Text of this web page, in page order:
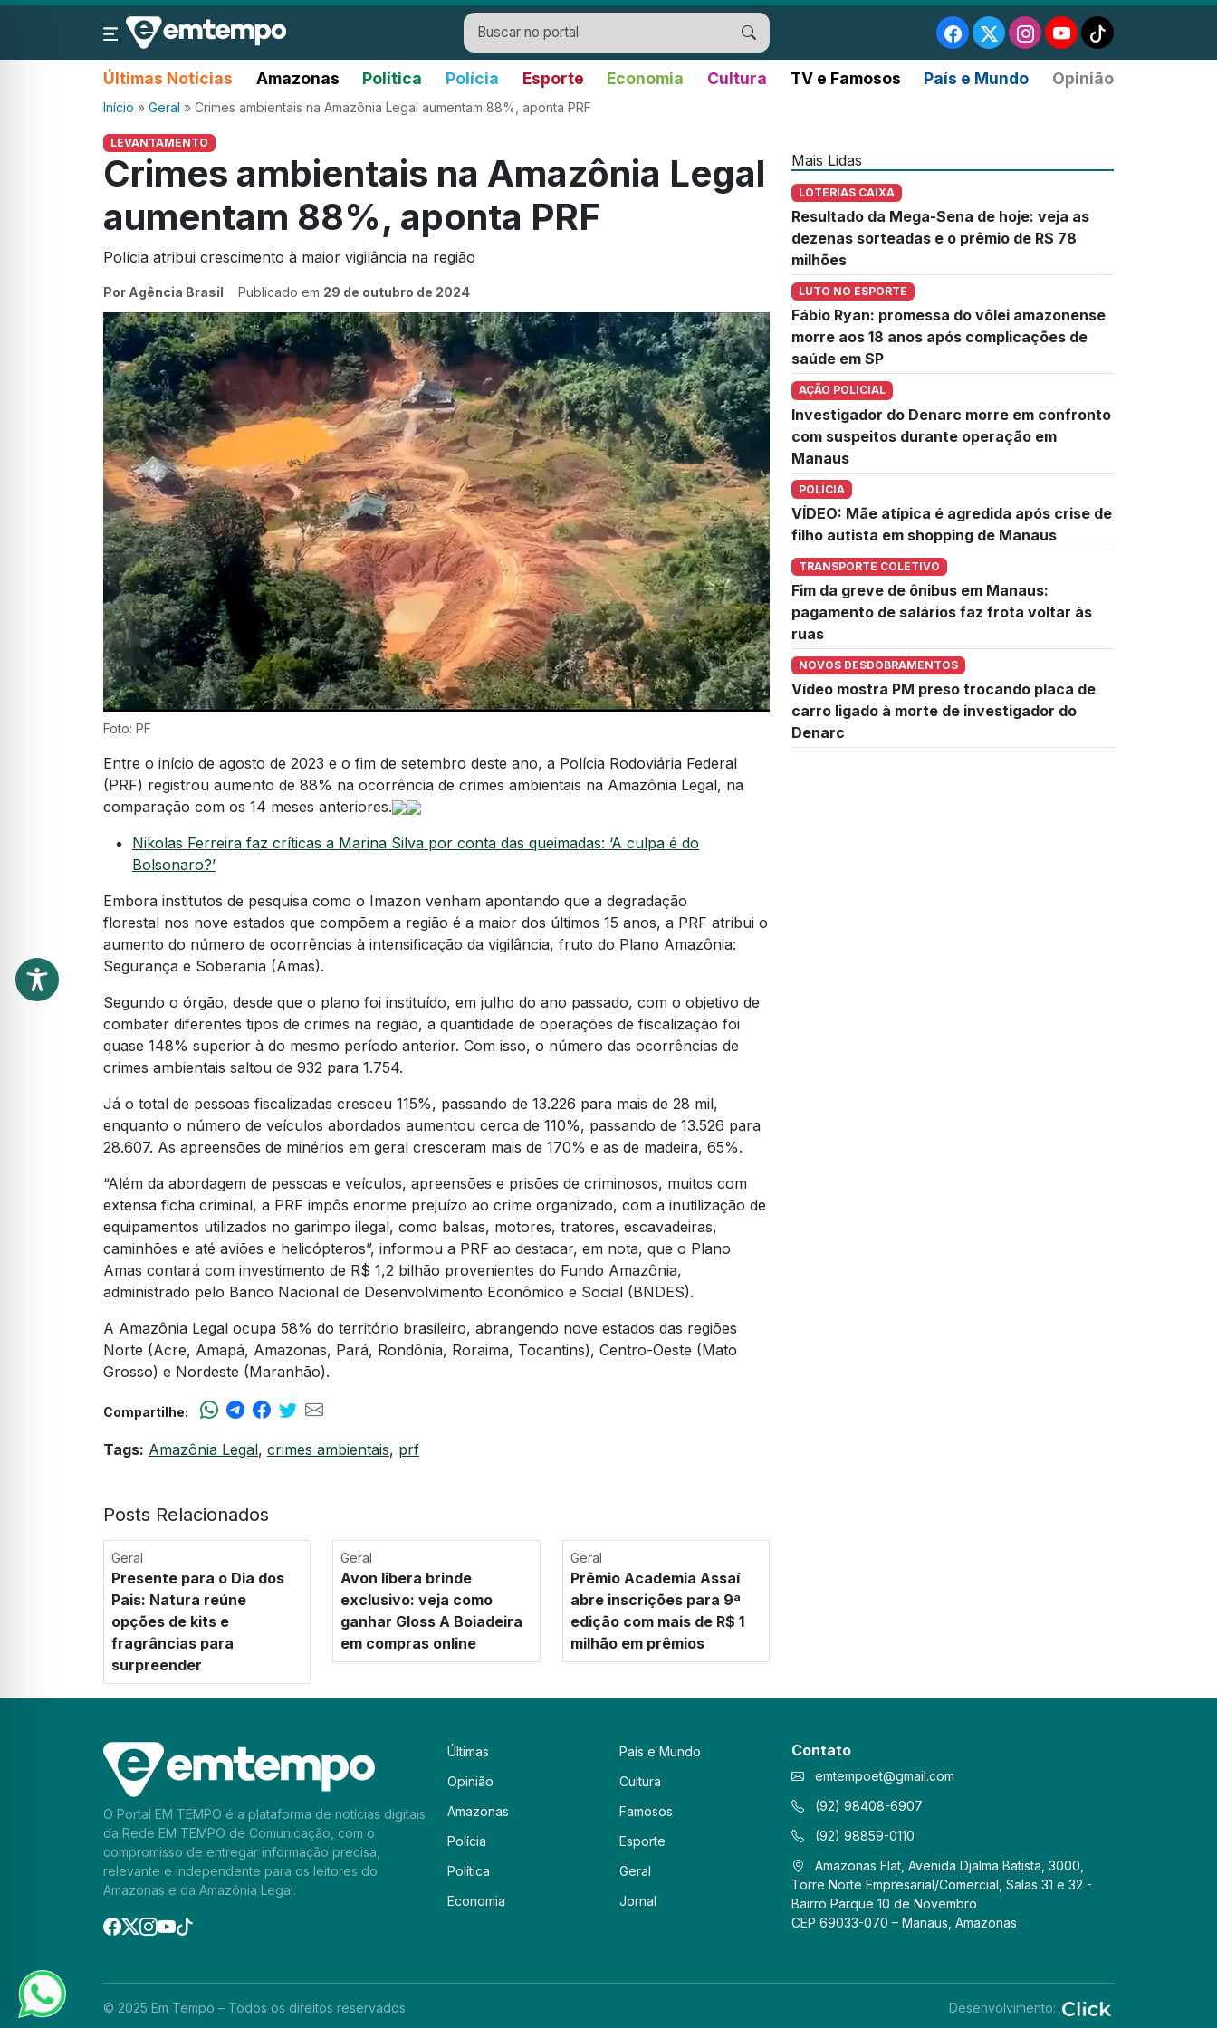
Últimas Notícias Amazonas Política Polícia Esporte Economia Cultura TV e Famosos País e Mundo Opinião
Início » Geral » Crimes ambientais na Amazônia Legal aumentam 88%, aponta PRF
LEVANTAMENTO
Crimes ambientais na Amazônia Legal
aumentam 88%, aponta PRF
Polícia atribui crescimento à maior vigilância na região
Por Agência Brasil Publicado em 29 de outubro de 2024
Foto: PF
Entre o início de agosto de 2023 e o fim de setembro deste ano, a Polícia Rodoviária Federal
(PRF) registrou aumento de 88% na ocorrência de crimes ambientais na Amazônia Legal, na
comparação com os 14 meses anteriores.
Nikolas Ferreira faz críticas a Marina Silva por conta das queimadas: ‘A culpa é do
Bolsonaro?’
Embora institutos de pesquisa como o Imazon venham apontando que a degradação
florestal nos nove estados que compõem a região é a maior dos últimos 15 anos, a PRF atribui o
aumento do número de ocorrências à intensificação da vigilância, fruto do Plano Amazônia:
Segurança e Soberania (Amas).
Segundo o órgão, desde que o plano foi instituído, em julho do ano passado, com o objetivo de
combater diferentes tipos de crimes na região, a quantidade de operações de fiscalização foi
quase 148% superior à do mesmo período anterior. Com isso, o número das ocorrências de
crimes ambientais saltou de 932 para 1.754.
Já o total de pessoas fiscalizadas cresceu 115%, passando de 13.226 para mais de 28 mil,
enquanto o número de veículos abordados aumentou cerca de 110%, passando de 13.526 para
28.607. As apreensões de minérios em geral cresceram mais de 170% e as de madeira, 65%.
“Além da abordagem de pessoas e veículos, apreensões e prisões de criminosos, muitos com
extensa ficha criminal, a PRF impôs enorme prejuízo ao crime organizado, com a inutilização de
equipamentos utilizados no garimpo ilegal, como balsas, motores, tratores, escavadeiras,
caminhões e até aviões e helicópteros”, informou a PRF ao destacar, em nota, que o Plano
Amas contará com investimento de R$ 1,2 bilhão provenientes do Fundo Amazônia,
administrado pelo Banco Nacional de Desenvolvimento Econômico e Social (BNDES).
A Amazônia Legal ocupa 58% do território brasileiro, abrangendo nove estados das regiões
Norte (Acre, Amapá, Amazonas, Pará, Rondônia, Roraima, Tocantins), Centro-Oeste (Mato
Grosso) e Nordeste (Maranhão).
Compartilhe:
Tags: Amazônia Legal, crimes ambientais, prf
Posts Relacionados
Geral
Presente para o Dia dos
Pais: Natura reúne
opções de kits e
fragrâncias para
surpreender
Geral
Avon libera brinde
exclusivo: veja como
ganhar Gloss A Boiadeira
em compras online
Geral
Prêmio Academia Assaí
abre inscrições para 9ª
edição com mais de R$ 1
milhão em prêmios
Mais Lidas
LOTERIAS CAIXA
Resultado da Mega-Sena de hoje: veja as
dezenas sorteadas e o prêmio de R$ 78
milhões
LUTO NO ESPORTE
Fábio Ryan: promessa do vôlei amazonense
morre aos 18 anos após complicações de
saúde em SP
AÇÃO POLICIAL
Investigador do Denarc morre em confronto
com suspeitos durante operação em
Manaus
POLÍCIA
VÍDEO: Mãe atípica é agredida após crise de
filho autista em shopping de Manaus
TRANSPORTE COLETIVO
Fim da greve de ônibus em Manaus:
pagamento de salários faz frota voltar às
ruas
NOVOS DESDOBRAMENTOS
Vídeo mostra PM preso trocando placa de
carro ligado à morte de investigador do
Denarc
O Portal EM TEMPO é a plataforma de notícias digitais
da Rede EM TEMPO de Comunicação, com o
compromisso de entregar informação precisa,
relevante e independente para os leitores do
Amazonas e da Amazônia Legal.
Últimas
Opinião
Amazonas
Polícia
Política
Economia
País e Mundo
Cultura
Famosos
Esporte
Geral
Jornal
Contato
emtempoet@gmail.com
(92) 98408-6907
(92) 98859-0110
Amazonas Flat, Avenida Djalma Batista, 3000,
Torre Norte Empresarial/Comercial, Salas 31 e 32 -
Bairro Parque 10 de Novembro
CEP 69033-070 – Manaus, Amazonas
© 2025 Em Tempo – Todos os direitos reservados Desenvolvimento: